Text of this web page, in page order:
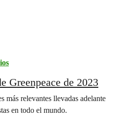
Greenpeace de 2023
más relevantes llevadas adelante
en todo el mundo.